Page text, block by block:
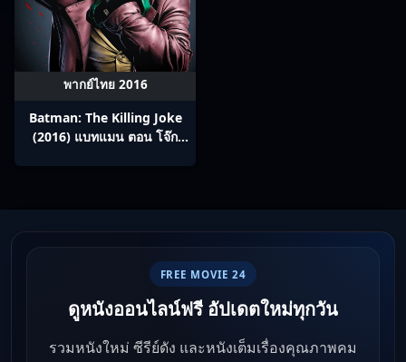
พากย์ไทย 2016
Batman: The Killing Joke
(2016) แบทแมน ตอน โจ๊ก
FREE MOVIE 24
ดูหนังออนไลน์ฟรี อัปเดตใหม่ทุกวัน
รวมหนังใหม่ ซีรีย์ดัง และหนังเต็มเรื่องคุณภาพคม